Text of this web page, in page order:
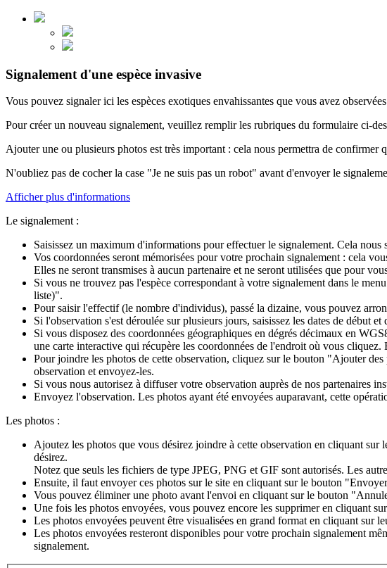
Signalement d'une espèce invasive
Vous pouvez signaler ici les espèces exotiques envahissantes que vous avez
Pour créer un nouveau signalement, veuillez remplir les rubriques du formulaire ci-
Ajouter une ou plusieurs photos est très important : cela nous permettra de confirmer
N'oubliez pas de cocher la case "Je ne suis pas un robot" avant d'envoyer le
Afficher plus d'informations
Le signalement :
Saisissez un maximum d'informations pour effectuer le signalement. Cela nous
Vos coordonnées seront mémorisées pour votre prochain signalement : cela
Elles ne seront transmises à aucun partenaire et ne seront utilisées que pour
Si vous ne trouvez pas l'espèce correspondant à votre signalement dans le
liste)".
Pour saisir l'effectif (le nombre d'individus), passé la dizaine, vous pouvez
Si l'observation s'est déroulée sur plusieurs jours, saisissez les dates de début
Si vous disposez des coordonnées géographiques en dégrés décimaux en
une carte interactive qui récupère les coordonnées de l'endroit où vous
Pour joindre les photos de cette observation, cliquez sur le bouton "Ajouter
observation et envoyez-les.
Si vous nous autorisez à diffuser votre observation auprès de nos
Envoyez l'observation. Les photos ayant été envoyées auparavant, cette
Les photos :
Ajoutez les photos que vous désirez joindre à cette observation en cliquant
désirez.
Notez que seuls les fichiers de type JPEG, PNG et GIF sont autorisés. Les
Ensuite, il faut envoyer ces photos sur le site en cliquant sur le bouton
Vous pouvez éliminer une photo avant l'envoi en cliquant sur le bouton
Une fois les photos envoyées, vous pouvez encore les supprimer en cliquant
Les photos envoyées peuvent être visualisées en grand format en cliquant sur
Les photos envoyées resteront disponibles pour votre prochain signalement
signalement.